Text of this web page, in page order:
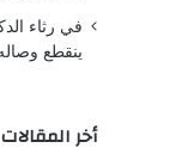
في رثاء
ينقطع
أخر المقالات